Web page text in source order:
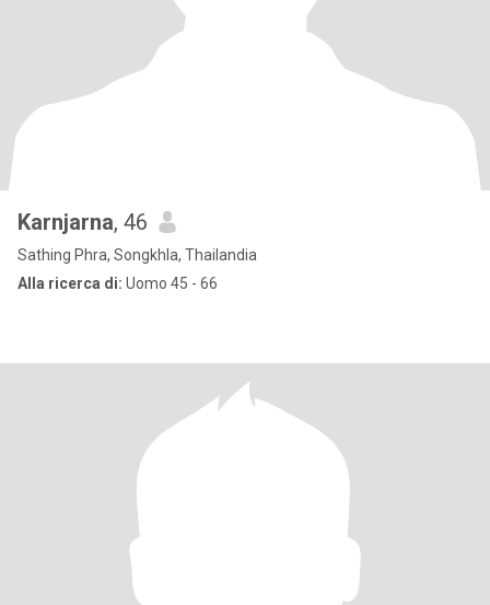
Karnjarna, 46
Sathing Phra, Songkhla, Thailandia
Alla ricerca di: Uomo 45 - 66